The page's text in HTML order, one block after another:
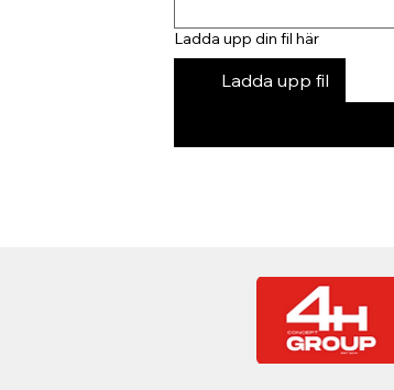
Ladda upp din fil här
Ladda upp fil